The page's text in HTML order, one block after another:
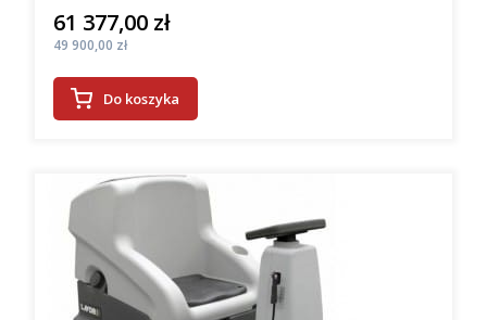
Cena
61 377,00 zł
Cena
49 900,00 zł
Do koszyka